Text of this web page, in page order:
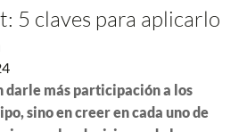
5 claves para aplicarlo
darle más participación a los
sino en creer en cada uno de